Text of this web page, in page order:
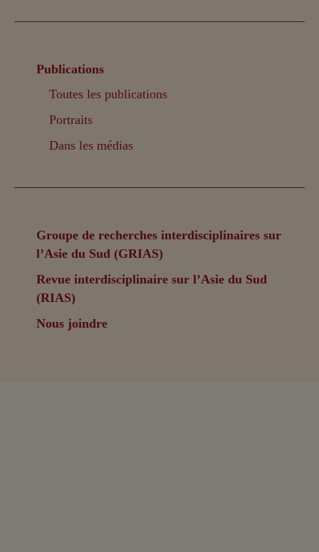
Publications
Toutes les publications
Portraits
Dans les médias
Groupe de recherches interdisciplinaires sur
l’Asie du Sud (GRIAS)
Revue interdisciplinaire sur l’Asie du Sud
(RIAS)
Nous joindre